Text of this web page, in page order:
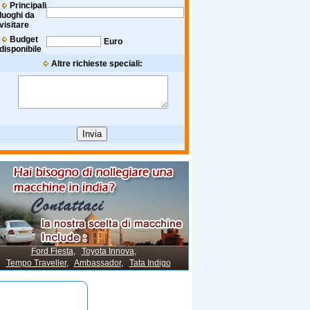
Principali
da
Budget
Euro
Altre richieste speciali:
Ford Fiesta, Toyota Innova,
Tempo Traveller, Ambassador, Tata Indigo